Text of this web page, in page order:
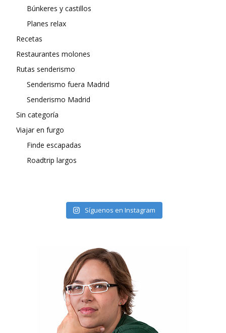
Búnkeres y castillos
Planes relax
Recetas
Restaurantes molones
Rutas senderismo
Senderismo fuera Madrid
Senderismo Madrid
Sin categoría
Viajar en furgo
Finde escapadas
Roadtrip largos
Síguenos en Instagram